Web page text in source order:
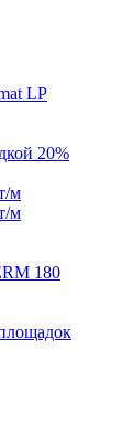
LP
20%
м
м
180